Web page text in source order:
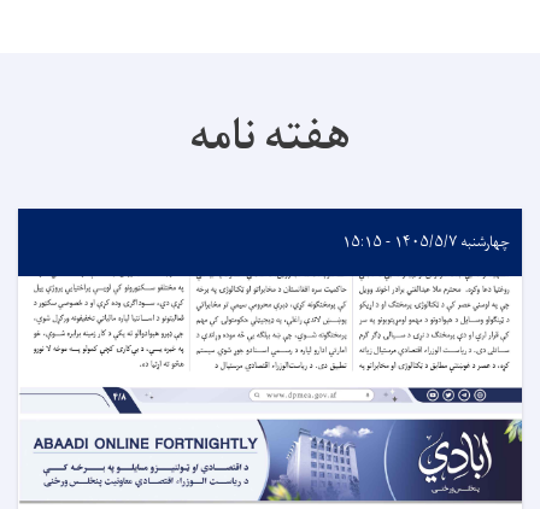
هفته نامه
چهارشنبه ۱۴۰۵/۵/۷ - ۱۵:۱۵